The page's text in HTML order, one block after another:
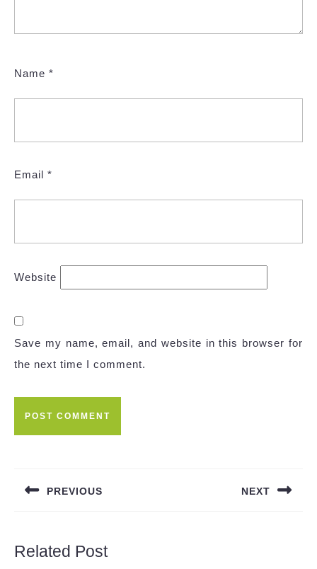
Name *
Email *
Website
Save my name, email, and website in this browser for
the next time I comment.
PREVIOUS NEXT
Related Post